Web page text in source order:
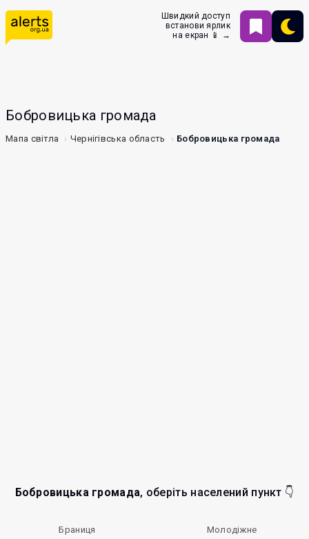
Швидкий доступ
встанови ярлик
на екран 📱 →
Бобровицька громада
Мапа світла Чернігівська область Бобровицька громада
Бобровицька громада, оберіть населений пункт 👇
Браниця
Молодіжне